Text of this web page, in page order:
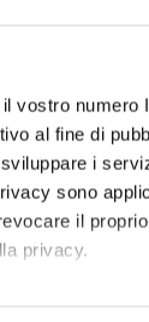
vostro numero
al fine di
i
sono
il
privacy.